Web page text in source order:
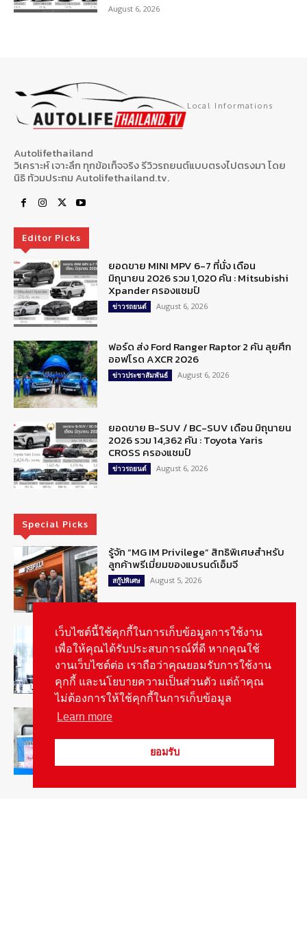
August 6, 2026
Local Informations
Autolifethailand
วิเคราะห์ เจาะลึก ทุกข้อเท็จจริง รีวิวรถยนต์แบบตรงไปตรงมา โดย
นิธิ ท้วมประถม Autolifethailand.tv.
Editor Picks
ยอดขาย MINI MPV 6-7 ที่นั่ง เดือน
มิถุนายน 2026 รวม 1,020 คัน : Mitsubishi
Xpander ครองแชมป์
ข่าวรถยนต์ August 6, 2026
ฟอร์ด ส่ง Ford Ranger Raptor 2 คัน ลุยศึก
ออฟโรด AXCR 2026
ข่าวประชาสัมพันธ์ August 6, 2026
ยอดขาย B-SUV / BC-SUV เดือน มิถุนายน
2026 รวม 14,362 คัน : Toyota Yaris
CROSS ครองแชมป์
ข่าวรถยนต์ August 6, 2026
Special Picks
รู้จัก “MG IM Privilege” สิทธิพิเศษสำหรับ
ลูกค้าพรีเมี่ยมของแบรนด์เอ็มจี
สกู๊ปพิเศษ August 5, 2026
สัมภาษณ์ประธานไทยฮอนด้าคนใหม่กับ
ภารกิจปั้นตลาดมอเตอร์ไซค์ไฟฟ้า
รายงานพิเศษ August 4, 2026
ดีเดย์! เชื่อมโยงฐานข้อมูล “ใบสั่งจราจร”
ใครไม่จ่ายชะลอส่งมอบป้ายภาษี
สกู๊ปพิเศษ August 1, 2026
เว็บไซต์นี้ใช้คุกกี้ในการเก็บข้อมูลการใช้งาน
เพื่อให้คุณได้รับประสบการณ์ที่ดี หากคุณใช้
งานเว็บไซต์ต่อ เราถือว่าคุณยอมรับการใช้งาน
คุกกี้ และนโยบายความเป็นส่วนตัว แต่ถ้าคุณ
ไม่ต้องการให้ใช้คุกกี้ในการเก็บข้อมูล
Learn more
ยอมรับ